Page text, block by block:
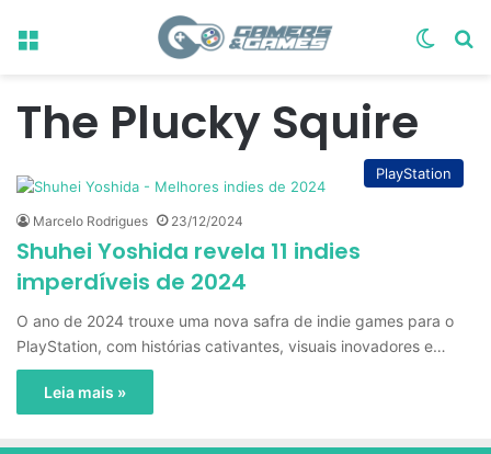
Menu
The Plucky Squire
PlayStation
Marcelo Rodrigues 23/12/2024
Shuhei Yoshida revela 11 indies
imperdíveis de 2024
O ano de 2024 trouxe uma nova safra de indie games para o
PlayStation, com histórias cativantes, visuais inovadores e…
Leia mais »